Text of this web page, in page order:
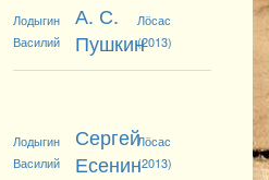
Лодыгин
Василий
А. С.
Пушкин
Лӧсас
(2013)
Лодыгин
Василий
Сергей
Есенин
Лӧсас
(2013)